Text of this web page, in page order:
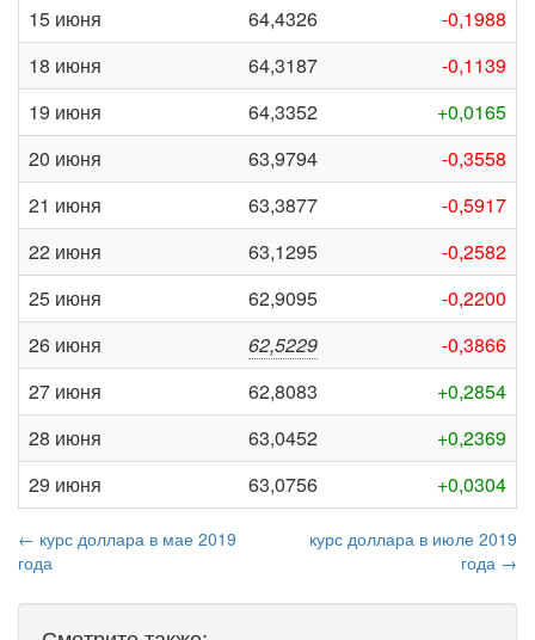
15 июня
64,4326
-0,1988
18 июня
64,3187
-0,1139
19 июня
64,3352
+0,0165
20 июня
63,9794
-0,3558
21 июня
63,3877
-0,5917
22 июня
63,1295
-0,2582
25 июня
62,9095
-0,2200
26 июня
62,5229
-0,3866
27 июня
62,8083
+0,2854
28 июня
63,0452
+0,2369
29 июня
63,0756 +0,0304
← курс доллара в мае 2019
года
курс доллара в июле 2019
года →